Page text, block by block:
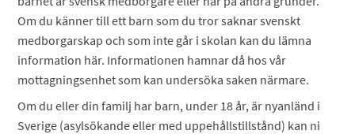
Om du känner till ett barn som du tror saknar svenskt
medborgarskap och som inte går i skolan kan du lämna
information här. Informationen hamnar då hos vår
mottagningsenhet som kan undersöka saken närmare.
Om du eller din familj har barn, under 18 år, är nyanländ i
Sverige (asylsökande eller med uppehållstillstånd) kan ni